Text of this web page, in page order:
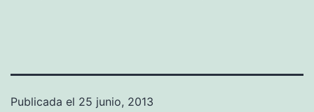
Publicada el 25 junio, 2013